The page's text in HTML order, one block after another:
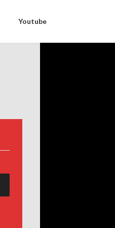
Youtube